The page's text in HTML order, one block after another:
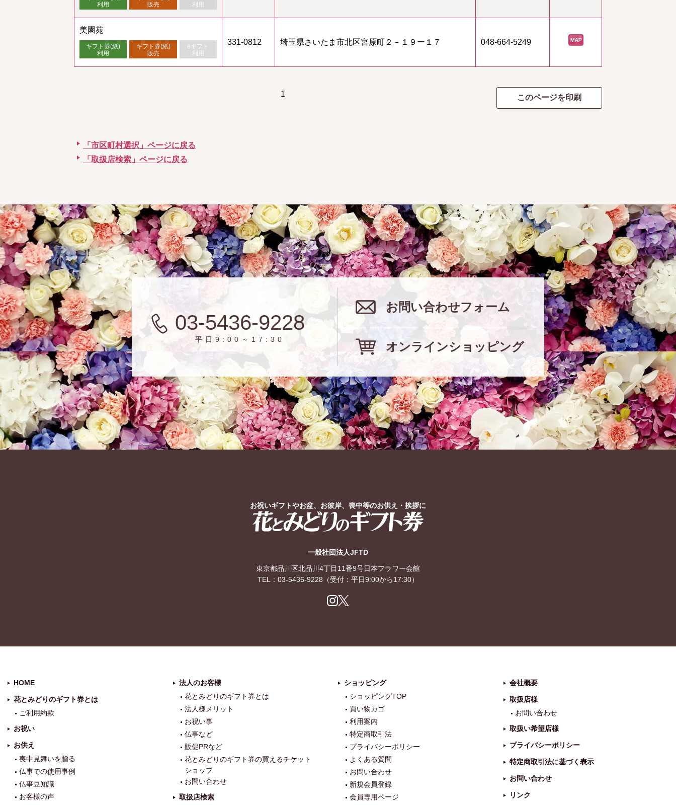
利用
販売
利用
美園苑
ギフト券(紙)
利用
ギフト券(紙)
販売
eギフト
利用
331-0812 埼玉県さいたま市北区宮原町２－１９ー１７ 048-664-5249
1
「市区町村選択」ページに戻る
「取扱店検索」ページに戻る
03-5436-9228
平日9:00～17:30
お問い合わせフォーム
オンラインショッピング
お祝いギフトやお盆、お彼岸、喪中等のお供え・挨拶に
一般社団法人JFTD
東京都品川区北品川4丁目11番9号日本フラワー会館
TEL： 03-5436-9228 （受付：平日9:00から17:30）
HOME
花とみどりのギフト券とは
ご利用約款
お祝い
お供え
喪中見舞いを贈る
仏事での使用事例
仏事豆知識
お客様の声
法人のお客様
花とみどりのギフト券とは
法人様メリット
お祝い事
仏事など
販促PRなど
花とみどりのギフト券の買えるチケット
ショップ
お問い合わせ
取扱店検索
ショッピング
ショッピングTOP
買い物カゴ
利用案内
特定商取引法
プライバシーポリシー
よくある質問
お問い合わせ
新規会員登録
会員専用ページ
会社概要
取扱店様
お問い合わせ
取扱い希望店様
プライバシーポリシー
特定商取引法に基づく表示
お問い合わせ
リンク